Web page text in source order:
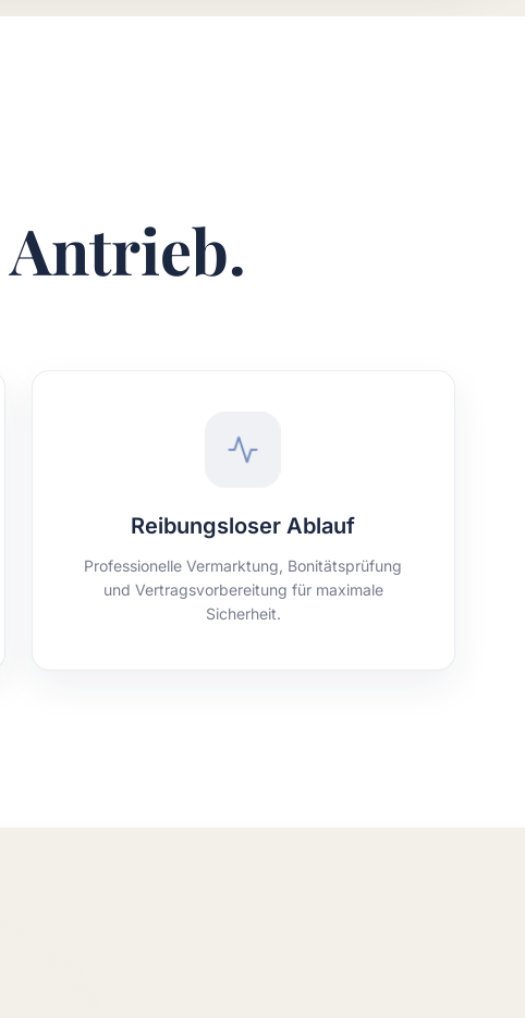
Antrieb.
Reibungsloser Ablauf
Professionelle Vermarktung, Bonitätsprüfung
und Vertragsvorbereitung für maximale
Sicherheit.